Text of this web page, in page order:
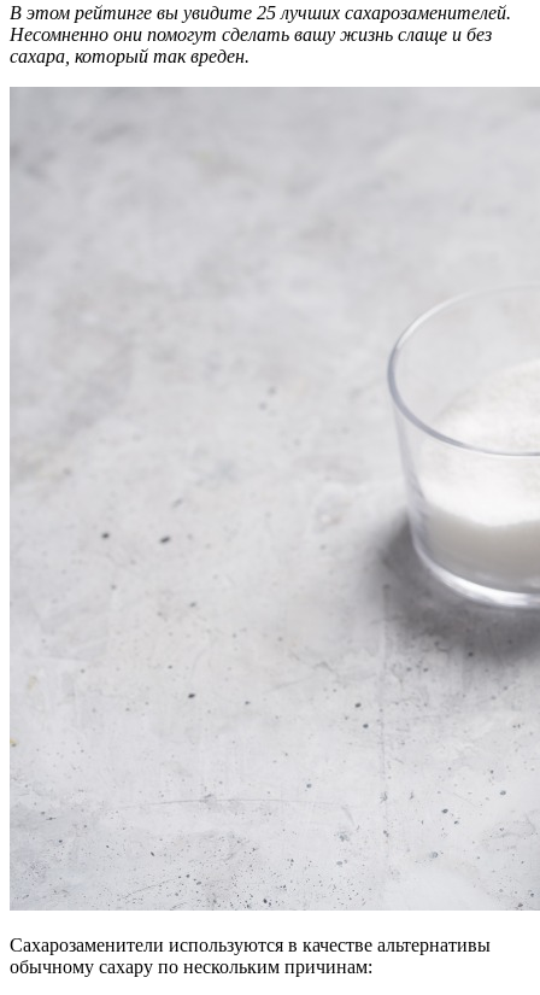
В этом рейтинге вы увидите 25 лучших сахарозаменителей.
Несомненно они помогут сделать вашу жизнь слаще и без
сахара, который так вреден.
Сахарозаменители используются в качестве альтернативы
обычному сахару по нескольким причинам: